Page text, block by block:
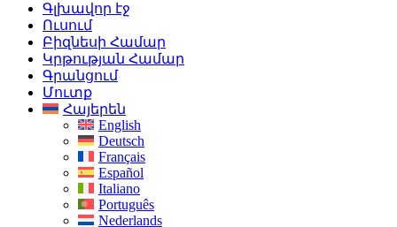
Գլխավոր էջ
Ուսում
Բիզնեսի Համար
Կրթության Համար
Գրանցում
Մուտք
Հայերեն
English
Deutsch
Français
Español
Italiano
Português
Nederlands